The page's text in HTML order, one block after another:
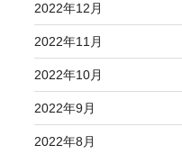
2022年12月
2022年11月
2022年10月
2022年9月
2022年8月